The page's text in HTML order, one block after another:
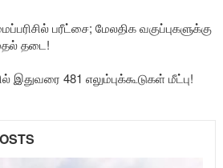
பரீட்சை; மேலதிக வகுப்புகளுக்கு
தடை!
இதுவரை 481 எலும்புக்கூடுகள் மீட்பு!